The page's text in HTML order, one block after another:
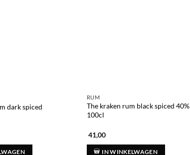
dark spiced
RUM
The kraken rum black spiced 40%
100cl
41,00
IN WINKELWAGEN